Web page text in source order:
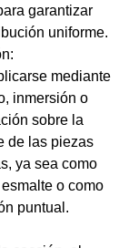
garantizar
uniforme.
mediante
inmersión o
sobre la
de las piezas
ya sea como
o como
puntual.